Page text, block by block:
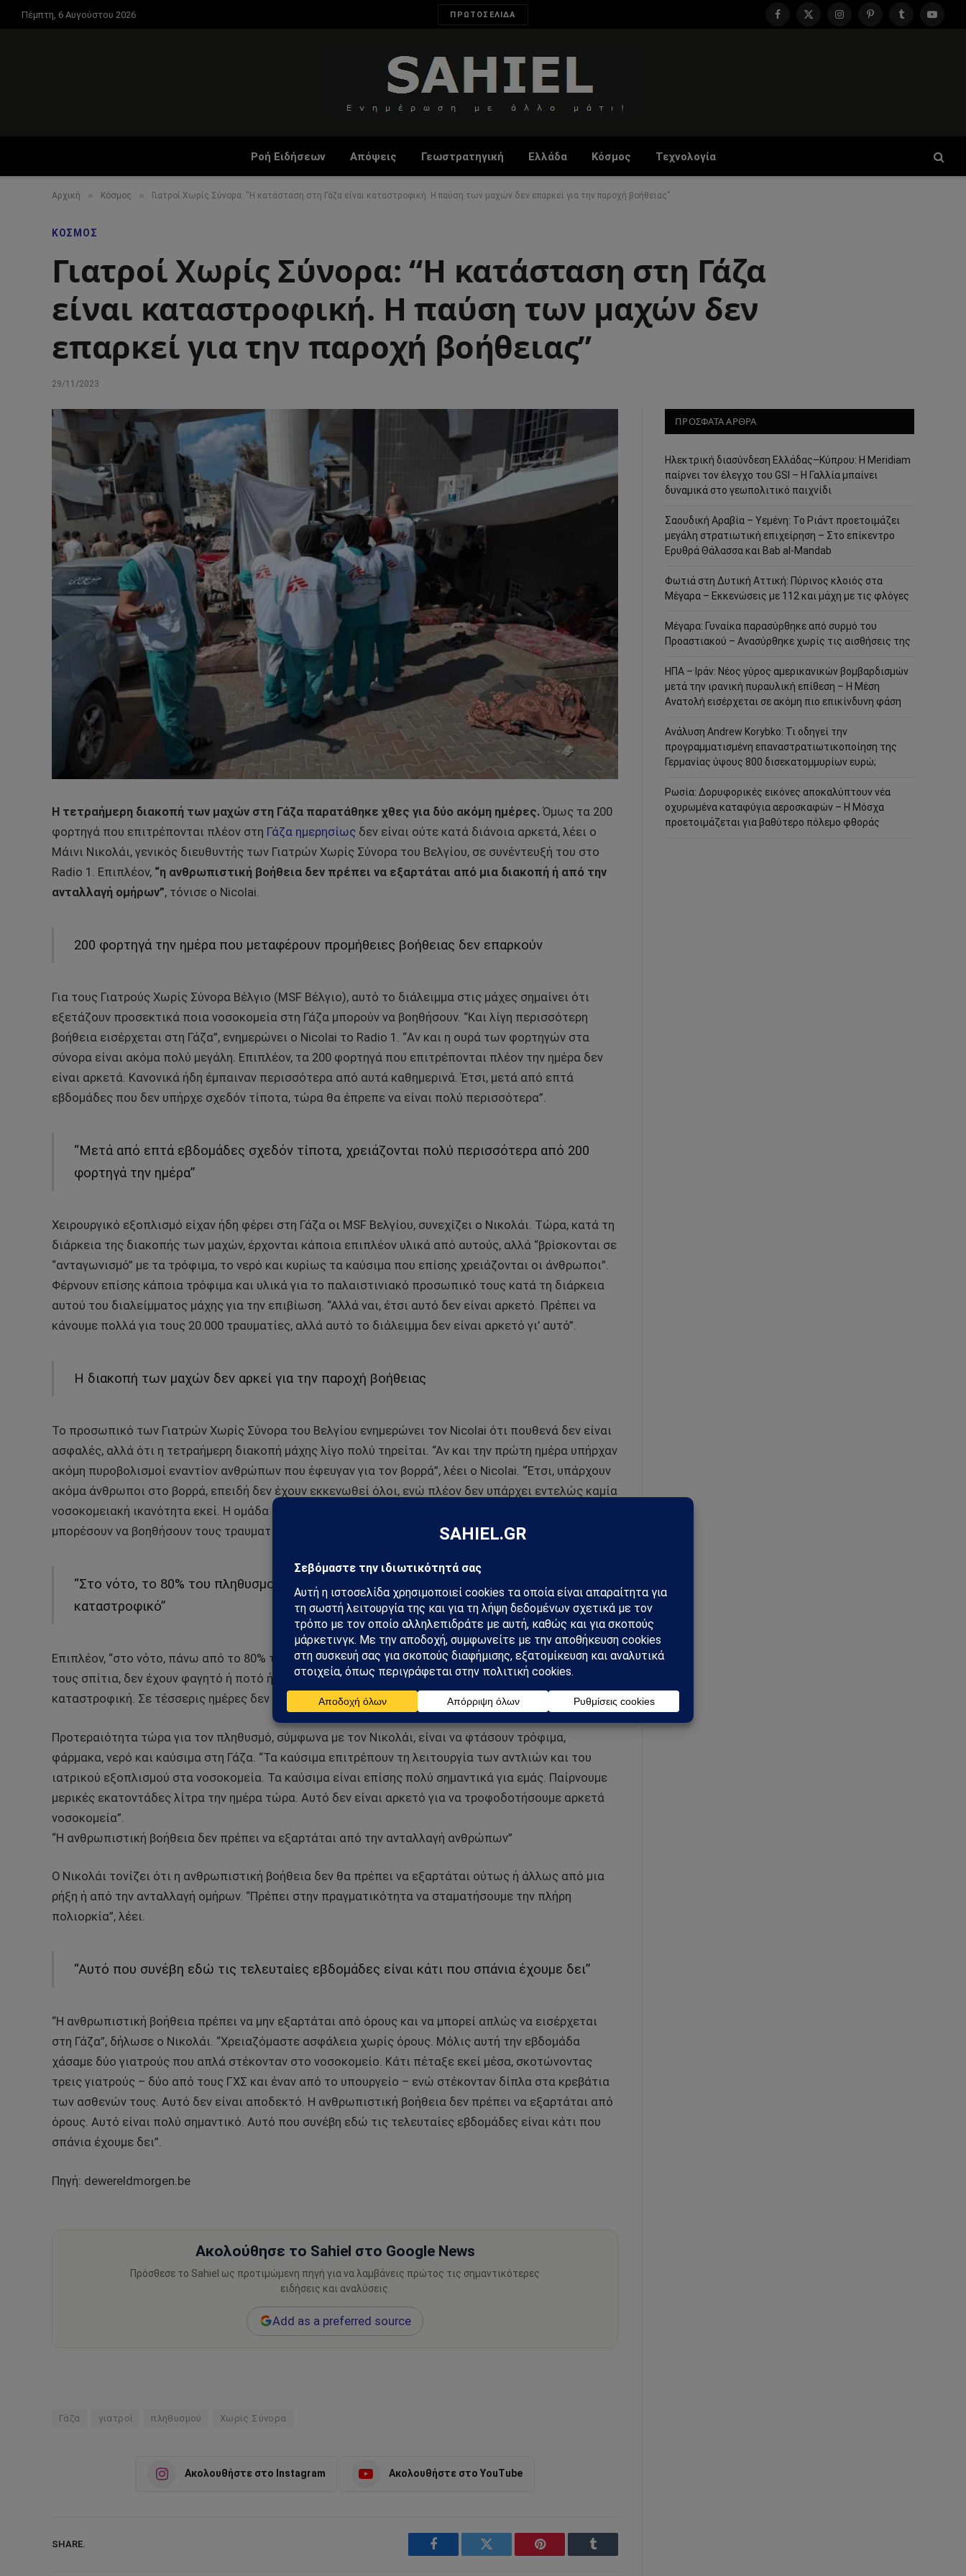
Πέμπτη, 6 Αυγούστου 2026 ΠΡΩΤΟΣΕΛΙΔΑ
Facebook
X
InstagramPinterestTumblr
Ροή Ειδήσεων Απόψεις Γεωστρατηγική Ελλάδα Κόσμος Τεχνολογία
Αρχική » Κόσμος » Γιατροί Χωρίς Σύνορα: “Η κατάσταση στη Γάζα είναι καταστροφική. Η παύση των μαχών δεν επαρκεί για την παροχή βοήθειας”
ΚΌΣΜΟΣ
Γιατροί Χωρίς Σύνορα: “Η κατάσταση στη Γάζα
είναι καταστροφική. Η παύση των μαχών δεν
επαρκεί για την παροχή βοήθειας”
29/11/2023
Η τετραήμερη διακοπή των μαχών στη Γάζα παρατάθηκε χθες για δύο ακόμη ημέρες. Όμως τα 200
φορτηγά που επιτρέπονται πλέον στη Γάζα ημερησίως δεν είναι ούτε κατά διάνοια αρκετά, λέει ο
Μάινι Νικολάι, γενικός διευθυντής των Γιατρών Χωρίς Σύνορα του Βελγίου, σε συνέντευξή του στο
Radio 1. Επιπλέον, “η ανθρωπιστική βοήθεια δεν πρέπει να εξαρτάται από μια διακοπή ή από την
ανταλλαγή ομήρων”, τόνισε ο Nicolai.
200 φορτηγά την ημέρα που μεταφέρουν προμήθειες βοήθειας δεν επαρκούν
Για τους Γιατρούς Χωρίς Σύνορα Βέλγιο (MSF Βέλγιο), αυτό το διάλειμμα στις μάχες σημαίνει ότι
εξετάζουν προσεκτικά ποια νοσοκομεία στη Γάζα μπορούν να βοηθήσουν. “Και λίγη περισσότερη
βοήθεια εισέρχεται στη Γάζα”, ενημερώνει ο Nicolai το Radio 1. “Αν και η ουρά των φορτηγών στα
σύνορα είναι ακόμα πολύ μεγάλη. Επιπλέον, τα 200 φορτηγά που επιτρέπονται πλέον την ημέρα δεν
είναι αρκετά. Κανονικά ήδη έμπαιναν περισσότερα από αυτά καθημερινά. Έτσι, μετά από επτά
εβδομάδες που δεν υπήρχε σχεδόν τίποτα, τώρα θα έπρεπε να είναι πολύ περισσότερα”.
“Μετά από επτά εβδομάδες σχεδόν τίποτα, χρειάζονται πολύ περισσότερα από 200
φορτηγά την ημέρα”
Χειρουργικό εξοπλισμό είχαν ήδη φέρει στη Γάζα οι MSF Βελγίου, συνεχίζει ο Νικολάι. Τώρα, κατά τη
διάρκεια της διακοπής των μαχών, έρχονται κάποια επιπλέον υλικά από αυτούς, αλλά “βρίσκονται σε
“ανταγωνισμό” με τα τρόφιμα, το νερό και κυρίως τα καύσιμα που επίσης χρειάζονται οι άνθρωποι”.
Φέρνουν επίσης κάποια τρόφιμα και υλικά για το παλαιστινιακό προσωπικό τους κατά τη διάρκεια
αυτού του διαλείμματος μάχης για την επιβίωση. “Αλλά ναι, έτσι αυτό δεν είναι αρκετό. Πρέπει να
κάνουμε πολλά για τους 20.000 τραυματίες, αλλά αυτό το διάλειμμα δεν είναι αρκετό γι’ αυτό”.
Η διακοπή των μαχών δεν αρκεί για την παροχή βοήθειας
Το προσωπικό των Γιατρών Χωρίς Σύνορα του Βελγίου ενημερώνει τον Nicolai ότι πουθενά δεν είναι
ασφαλές, αλλά ότι η τετραήμερη διακοπή μάχης λίγο πολύ τηρείται. “Αν και την πρώτη ημέρα υπήρχαν
ακόμη πυροβολισμοί εναντίον ανθρώπων που έφευγαν για τον βορρά”, λέει ο Nicolai. “Έτσι, υπάρχουν
ακόμα άνθρωποι στο βορρά, επειδή δεν έχουν εκκενωθεί όλοι, ενώ πλέον δεν υπάρχει εντελώς καμία
νοσοκομειακή ικανότητα εκεί. Η ομάδα μας ζητάει πρόσβαση στο βορρά, με ασφαλή τρόπο, ώστε να
μπορέσουν να βοηθήσουν τους τραυματίες εκεί”.
“Στο νότο, το 80% του πληθυσμού της Γάζας έχει εκτοπιστεί. Αυτό είναι
καταστροφικό”
Επιπλέον, “στο νότο, πάνω από το 80% του πληθυσμού της Γάζας έχει εκτοπιστεί. Δεν ζουν στα δικά
τους σπίτια, δεν έχουν φαγητό ή ποτό ή στέγη πάνω από το κεφάλι τους. Η κατάσταση είναι
καταστροφική. Σε τέσσερις ημέρες δεν πρόκειται να καταφέρουμε να παράσχουμε βοήθεια”.
Προτεραιότητα τώρα για τον πληθυσμό, σύμφωνα με τον Νικολάι, είναι να φτάσουν τρόφιμα,
φάρμακα, νερό και καύσιμα στη Γάζα. “Τα καύσιμα επιτρέπουν τη λειτουργία των αντλιών και του
ιατρικού εξοπλισμού στα νοσοκομεία. Τα καύσιμα είναι επίσης πολύ σημαντικά για εμάς. Παίρνουμε
μερικές εκατοντάδες λίτρα την ημέρα τώρα. Αυτό δεν είναι αρκετό για να τροφοδοτήσουμε αρκετά
νοσοκομεία”.
“Η ανθρωπιστική βοήθεια δεν πρέπει να εξαρτάται από την ανταλλαγή ανθρώπων”
Ο Νικολάι τονίζει ότι η ανθρωπιστική βοήθεια δεν θα πρέπει να εξαρτάται ούτως ή άλλως από μια
ρήξη ή από την ανταλλαγή ομήρων. “Πρέπει στην πραγματικότητα να σταματήσουμε την πλήρη
πολιορκία”, λέει.
“Αυτό που συνέβη εδώ τις τελευταίες εβδομάδες είναι κάτι που σπάνια έχουμε δει”
“Η ανθρωπιστική βοήθεια πρέπει να μην εξαρτάται από όρους και να μπορεί απλώς να εισέρχεται
στη Γάζα”, δήλωσε ο Νικολάι. “Χρειαζόμαστε ασφάλεια χωρίς όρους. Μόλις αυτή την εβδομάδα
χάσαμε δύο γιατρούς που απλά στέκονταν στο νοσοκομείο. Κάτι πέταξε εκεί μέσα, σκοτώνοντας
τρεις γιατρούς – δύο από τους ΓΧΣ και έναν από το υπουργείο – ενώ στέκονταν δίπλα στα κρεβάτια
των ασθενών τους. Αυτό δεν είναι αποδεκτό. Η ανθρωπιστική βοήθεια δεν πρέπει να εξαρτάται από
όρους. Αυτό είναι πολύ σημαντικό. Αυτό που συνέβη εδώ τις τελευταίες εβδομάδες είναι κάτι που
σπάνια έχουμε δει”.
Πηγή: dewereldmorgen.be
Ακολούθησε το Sahiel στο Google News
Πρόσθεσε το Sahiel ως προτιμώμενη πηγή για να λαμβάνεις πρώτος τις σημαντικότερες
ειδήσεις και αναλύσεις.
Add as a preferred source
Γάζα γιατροί πληθυσμού Χωρίς Σύνορα
Ακολουθήστε στο Instagram Ακολουθήστε στο YouTube
SHARE.
Facebook Twitter Pinterest Tumblr
ΠΡΟΣΦΑΤΑ ΑΡΘΡΑ
Ηλεκτρική διασύνδεση Ελλάδας–Κύπρου: Η Meridiam
παίρνει τον έλεγχο του GSI – Η Γαλλία μπαίνει
δυναμικά στο γεωπολιτικό παιχνίδι
Σαουδική Αραβία – Υεμένη: Το Ριάντ προετοιμάζει
μεγάλη στρατιωτική επιχείρηση – Στο επίκεντρο
Ερυθρά Θάλασσα και Bab al-Mandab
Φωτιά στη Δυτική Αττική: Πύρινος κλοιός στα
Μέγαρα – Εκκενώσεις με 112 και μάχη με τις φλόγες
Μέγαρα: Γυναίκα παρασύρθηκε από συρμό του
Προαστιακού – Ανασύρθηκε χωρίς τις αισθήσεις της
ΗΠΑ – Ιράν: Νέος γύρος αμερικανικών βομβαρδισμών
μετά την ιρανική πυραυλική επίθεση – Η Μέση
Ανατολή εισέρχεται σε ακόμη πιο επικίνδυνη φάση
Ανάλυση Andrew Korybko: Τι οδηγεί την
προγραμματισμένη επαναστρατιωτικοποίηση της
Γερμανίας ύψους 800 δισεκατομμυρίων ευρώ;
Ρωσία: Δορυφορικές εικόνες αποκαλύπτουν νέα
οχυρωμένα καταφύγια αεροσκαφών – Η Μόσχα
προετοιμάζεται για βαθύτερο πόλεμο φθοράς